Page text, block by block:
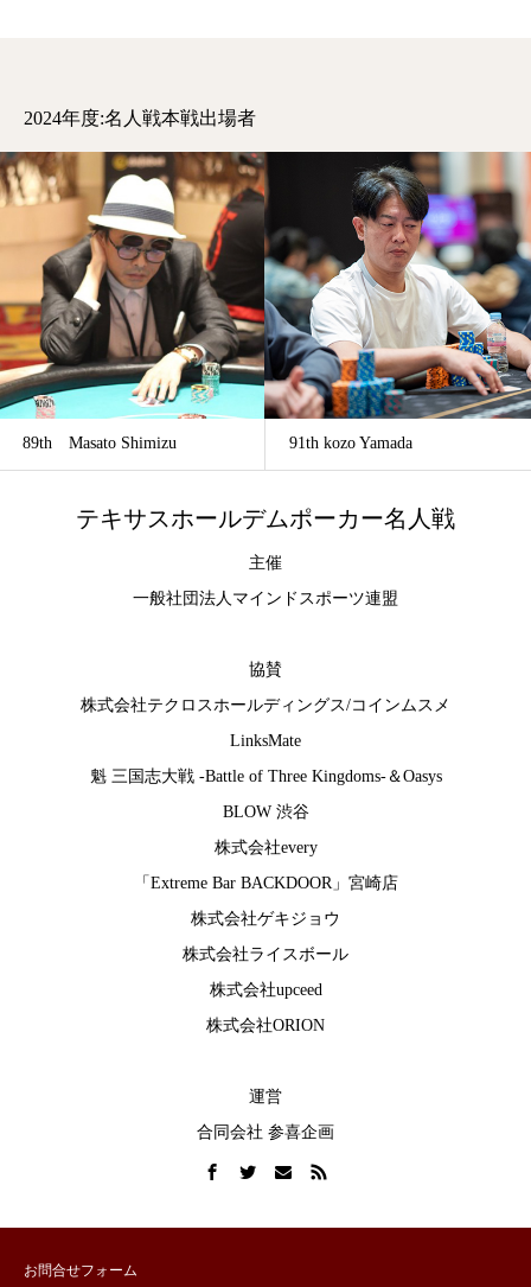
2024年度:名人戦本戦出場者
89th Masato Shimizu 91th kozo Yamada
テキサスホールデムポーカー名人戦
主催
一般社団法人マインドスポーツ連盟
協賛
株式会社テクロスホールディングス/コインムスメ
LinksMate
魁 三国志大戦 -Battle of Three Kingdoms-＆Oasys
BLOW 渋谷
株式会社every
「Extreme Bar BACKDOOR」宮崎店
株式会社ゲキジョウ
株式会社ライスボール
株式会社upceed
株式会社ORION
運営
合同会社 参喜企画
お問合せフォーム